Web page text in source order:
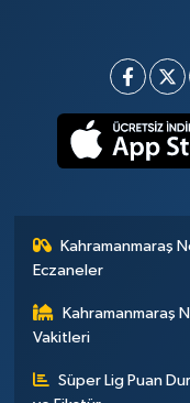
Kahramanmaraş
Eczaneler
Kahramanmaraş
Vakitleri
Süper Lig Puan